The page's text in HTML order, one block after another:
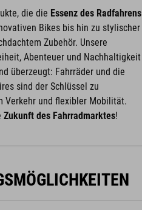
die die Essenz des Radfahrens
Bikes bis hin zu stylischer
Zubehör. Unsere
Abenteuer und Nachhaltigkeit
überzeugt: Fahrräder und die
sind der Schlüssel zu
Verkehr und flexibler Mobilität.
Zukunft des Fahrradmarktes!